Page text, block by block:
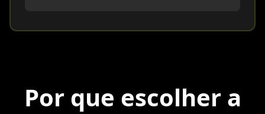
Por que escolher a